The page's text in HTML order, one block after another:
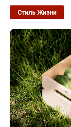
Стиль Жизни